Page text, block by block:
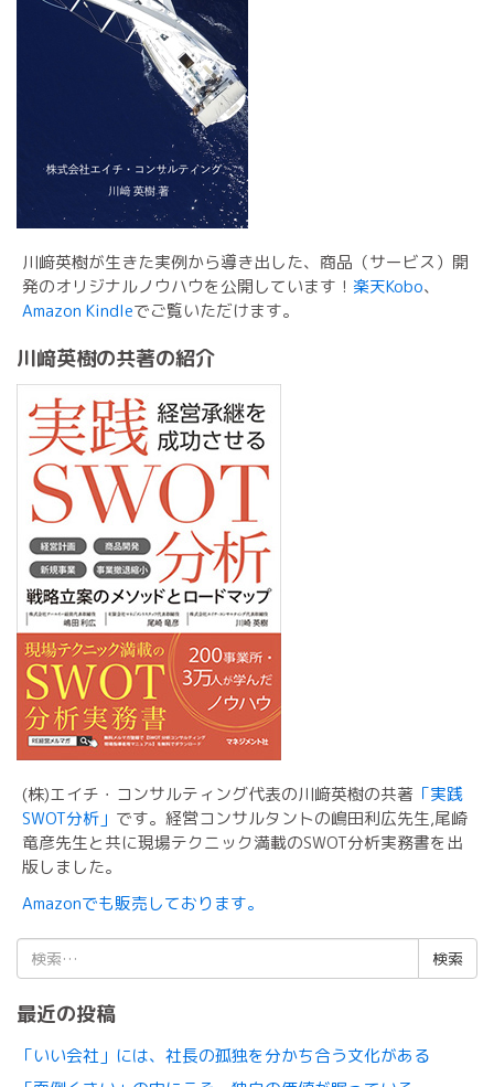
川﨑英樹が生きた実例から導き出した、商品（サービス）開
発のオリジナルノウハウを公開しています！ 楽天Kobo、
Amazon Kindleでご覧いただけます。
川﨑英樹の共著の紹介
(株)エイチ・コンサルティング代表の川﨑英樹の共著 「実践
SWOT分析」 です。経営コンサルタントの嶋田利広先生,尾崎
竜彦先生と共に現場テクニック満載のSWOT分析実務書を出
版しました。
Amazonでも販売しております。
検
索:
最近の投稿
「いい会社」には、社長の孤独を分かち合う文化がある